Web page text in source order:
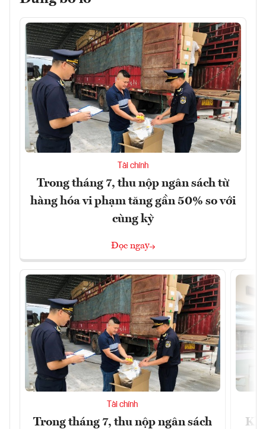
Tài chính
Trong tháng 7, thu nộp ngân sách từ
hàng hóa vi phạm tăng gần 50% so với
cùng kỳ
Đọc ngay
Tài chính
Trong tháng 7, thu nộp ngân sách